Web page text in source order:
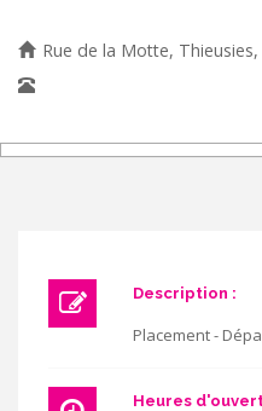
Rue de la Motte, Thieusies,
Description :
Placement -
Heures